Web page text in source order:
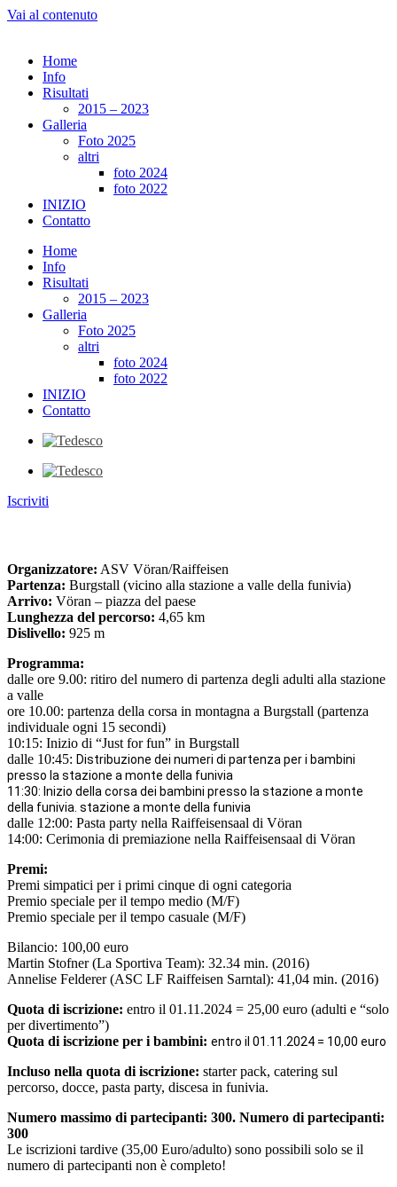
Vai al contenuto
Home
Info
Risultati
2015 – 2023
Galleria
Foto 2025
altri
foto 2024
foto 2022
INIZIO
Contatto
Home
Info
Risultati
2015 – 2023
Galleria
Foto 2025
altri
foto 2024
foto 2022
INIZIO
Contatto
Iscriviti
Organizzatore: ASV Vöran/Raiffeisen
Partenza: Burgstall (vicino alla stazione a valle della funivia)
Arrivo: Vöran – piazza del paese
Lunghezza del percorso: 4,65 km
Dislivello: 925 m
Programma:
dalle ore 9.00: ritiro del numero di partenza degli adulti alla stazione
a valle
ore 10.00: partenza della corsa in montagna a Burgstall (partenza
individuale ogni 15 secondi)
10:15: Inizio di “Just for fun” in Burgstall
dalle 10:45: Distribuzione dei numeri di partenza per i bambini
presso la stazione a monte della funivia
11:30: Inizio della corsa dei bambini presso la stazione a monte
della funivia. stazione a monte della funivia
dalle 12:00: Pasta party nella Raiffeisensaal di Vöran
14:00: Cerimonia di premiazione nella Raiffeisensaal di Vöran
Premi:
Premi simpatici per i primi cinque di ogni categoria
Premio speciale per il tempo medio (M/F)
Premio speciale per il tempo casuale (M/F)
Bilancio: 100,00 euro
Martin Stofner (La Sportiva Team): 32.34 min. (2016)
Annelise Felderer (ASC LF Raiffeisen Sarntal): 41,04 min. (2016)
Quota di iscrizione: entro il 01.11.2024 = 25,00 euro (adulti e “solo
per divertimento”)
Quota di iscrizione per i bambini: entro il 01.11.2024 = 10,00 euro
Incluso nella quota di iscrizione: starter pack, catering sul
percorso, docce, pasta party, discesa in funivia.
Numero massimo di partecipanti: 300. Numero di partecipanti:
300
Le iscrizioni tardive (35,00 Euro/adulto) sono possibili solo se il
numero di partecipanti non è completo!